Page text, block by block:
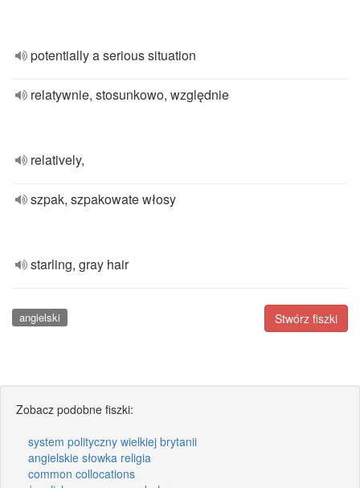
potentially a serious situation
relatywnie, stosunkowo, względnie
relatively,
szpak, szpakowate włosy
starling, gray hair
Stwórz fiszki
angielski
Zobacz podobne fiszki:
system polityczny wielkiej brytanii
angielskie słowka religia
common collocations